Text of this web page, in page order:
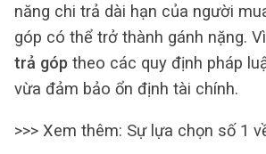
năng chi trả dài hạn của người
góp có thể trở thành gánh nặng.
trả góp theo các quy định pháp
vừa đảm bảo ổn định tài chính.
>>> Xem thêm: Sự lựa chọn số 1